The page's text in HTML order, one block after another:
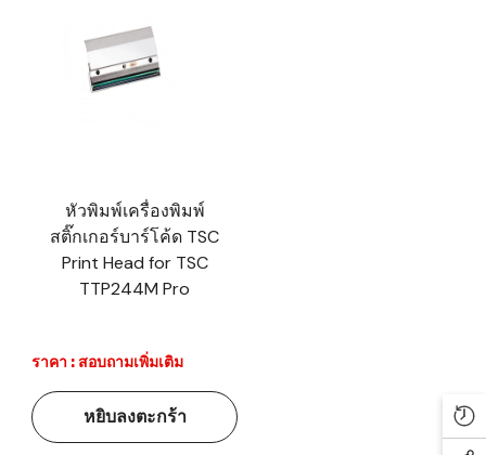
หัวพิมพ์เครื่องพิมพ์
สติ๊กเกอร์บาร์โค้ด TSC
Print Head for TSC
TTP244M Pro
ราคา : สอบถามเพิ่มเติม
หยิบลงตะกร้า